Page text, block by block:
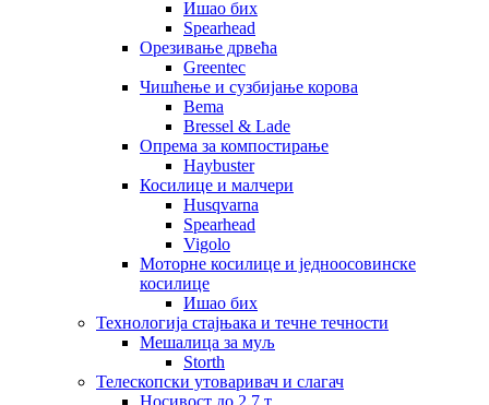
Ишао бих
Spearhead
Орезивање дрвећа
Greentec
Чишћење и сузбијање корова
Bema
Bressel & Lade
Опрема за компостирање
Haybuster
Косилице и малчери
Husqvarna
Spearhead
Vigolo
Моторне косилице и једноосовинске
косилице
Ишао бих
Технологија стајњака и течне течности
Мешалица за муљ
Storth
Телескопски утоваривач и слагач
Носивост до 2,7 т